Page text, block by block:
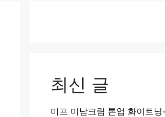
최신 글
미프 미남크림 톤업 화이트닝